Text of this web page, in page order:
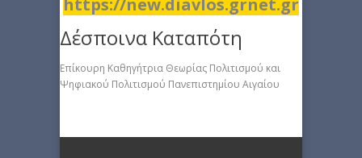
https://new.diavlos.grnet.gr
Δέσποινα Καταπότη
Επίκουρη Καθηγήτρια Θεωρίας Πολιτισμού και
Ψηφιακού Πολιτισμού Πανεπιστημίου Αιγαίου